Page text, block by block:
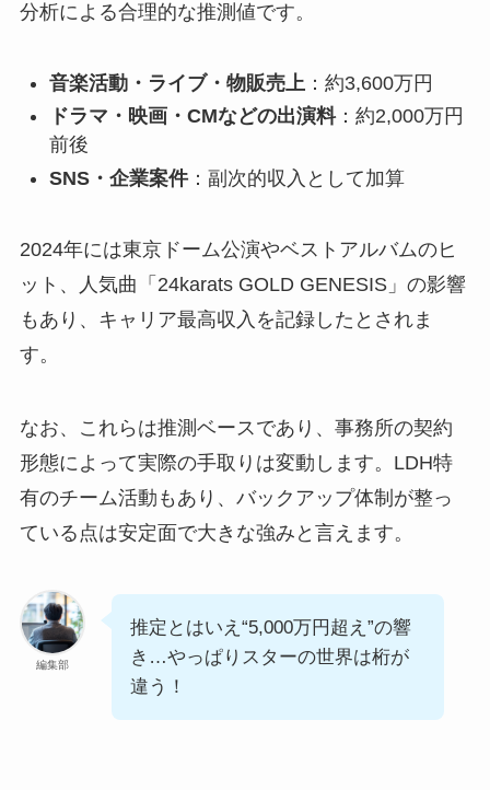
分析による合理的な推測値です。
音楽活動・ライブ・物販売上 ：約3,600万円
ドラマ・映画・CMなどの出演料：約2,000万円
前後
SNS・企業案件：副次的収入として加算
2024年には東京ドーム公演やベストアルバムのヒ
ット、人気曲「24karats GOLD GENESIS」の影響
もあり、キャリア最高収入を記録したとされま
す。
なお、これらは推測ベースであり、事務所の契約
形態によって実際の手取りは変動します。LDH特
有のチーム活動もあり、バックアップ体制が整っ
ている点は安定面で大きな強みと言えます。
編集部
推定とはいえ“5,000万円超え”の響
き…やっぱりスターの世界は桁が
違う！